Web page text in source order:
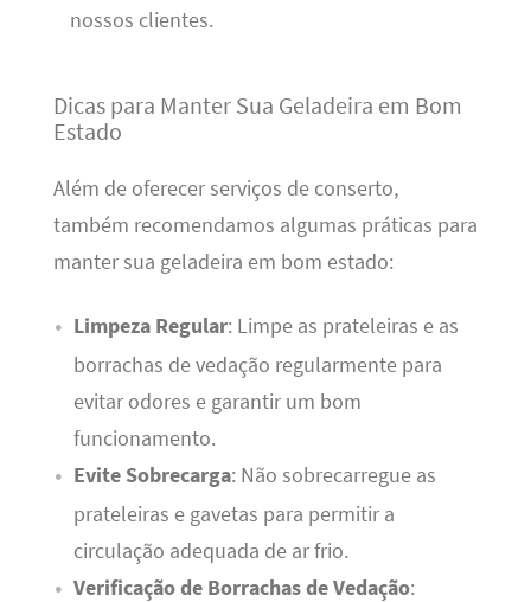
nossos clientes.
Dicas para Manter Sua Geladeira em Bom
Estado
Além de oferecer serviços de conserto,
também recomendamos algumas práticas para
manter sua geladeira em bom estado:
Limpeza Regular: Limpe as prateleiras e as
borrachas de vedação regularmente para
evitar odores e garantir um bom
funcionamento.
Evite Sobrecarga: Não sobrecarregue as
prateleiras e gavetas para permitir a
circulação adequada de ar frio.
Verificação de Borrachas de Vedação: